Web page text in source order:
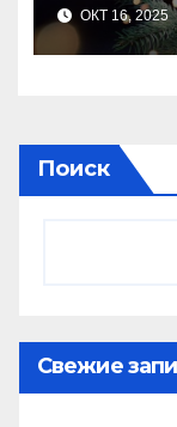
ОКТ 16, 2025
Поиск
Свежие